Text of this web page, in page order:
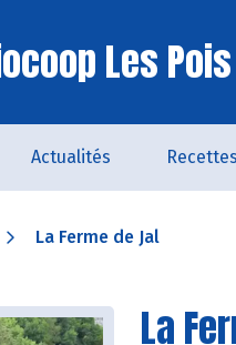
Les
Actualités Recettes
La Ferme de Jal
La